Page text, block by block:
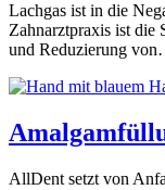
Lachgas ist in die
Zahnarztpraxis ist die
und Reduzierung
AllDent setzt von